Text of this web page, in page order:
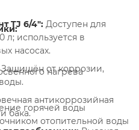
TJ 6/4": Доступен для
л; используется в
насосах.
от коррозии,
антикоррозийная
бака.
нагрева
горячей воды
отопительной воды